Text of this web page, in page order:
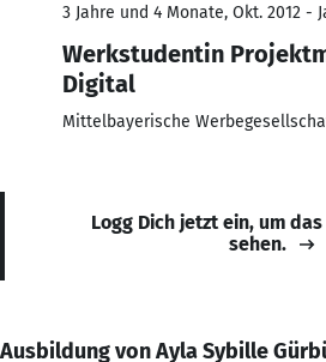
3 Jahre und 4 Monate, Okt. 2012 -
Werkstudentin
Digital
Mittelbayerische
Logg Dich jetzt ein, um
sehen.
Ausbildung von Ayla Sybille